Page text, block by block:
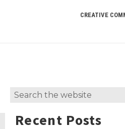
CREATIVE
Search
Recent Posts